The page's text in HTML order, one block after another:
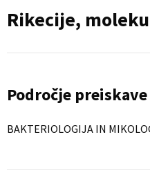
Rikecije,
Področje preiskave
BAKTERIOLOGIJA IN